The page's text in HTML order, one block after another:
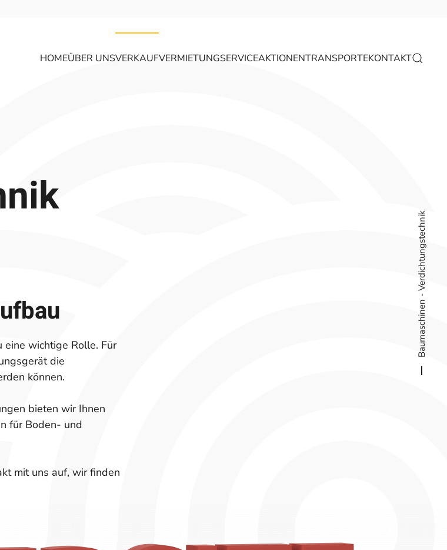
HOMEÜBER UNSVERKAUFVERMIETUNGSERVICEAKTIONENTRANSPORTEKONTAKT
wichtige Rolle. Für
die
können.
bieten wir Ihnen
für Boden- und
mit uns auf, wir finden
Baumaschinen - Verdichtungstechnik